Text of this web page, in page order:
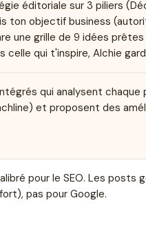
éditoriale sur 3 piliers
ton objectif business
une grille de 9 idées
celle qui t'inspire, Alchie
qui analysent chaque
et proposent des
pour le SEO. Les
pas pour Google.